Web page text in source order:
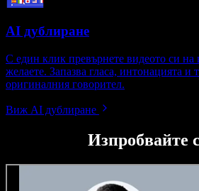
AI дублиране
С един клик превърнете видеото си на
желаете. Запазва гласа, интонацията и
оригиналния говорител.
Виж AI дублиране
Изпробвайте